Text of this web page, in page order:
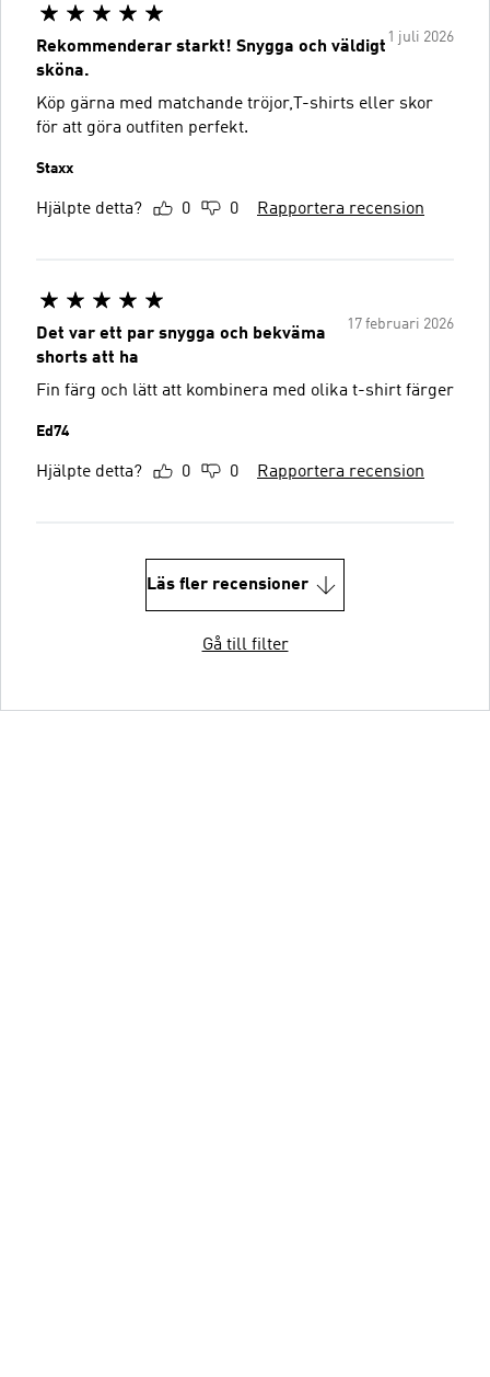
1 juli 2026
Rekommenderar starkt! Snygga och väldigt
sköna.
Köp gärna med matchande tröjor,T-shirts eller skor
för att göra outfiten perfekt.
Staxx
Hjälpte detta? 0 0 Rapportera recension
17 februari 2026
Det var ett par snygga och bekväma
shorts att ha
Fin färg och lätt att kombinera med olika t-shirt färger
Ed74
Hjälpte detta? 0 0 Rapportera recension
Läs fler recensioner
Gå till filter